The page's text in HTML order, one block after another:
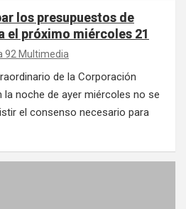
los presupuestos de
el próximo miércoles 21
92 Multimedia
de la Corporación
la noche de ayer miércoles no se
el consenso necesario para